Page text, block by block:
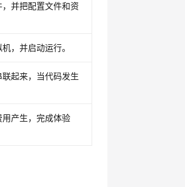
并把配置文件和资
，并启动运行。
起来，当代码发生
产生，完成体验